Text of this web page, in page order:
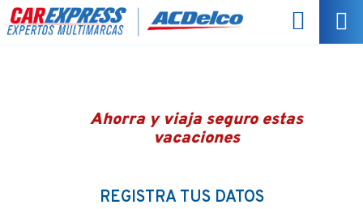
Ahorra y viaja seguro estas
vacaciones
REGISTRA TUS DATOS